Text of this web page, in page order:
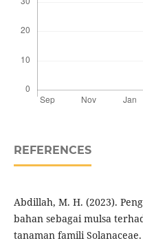
REFERENCES
Abdillah, M. H. (2023).
bahan sebagai mulsa
tanaman famili